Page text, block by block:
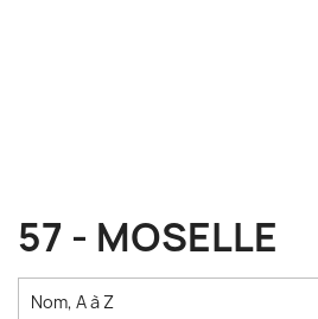
57 - MOSELLE
Nom, A à Z